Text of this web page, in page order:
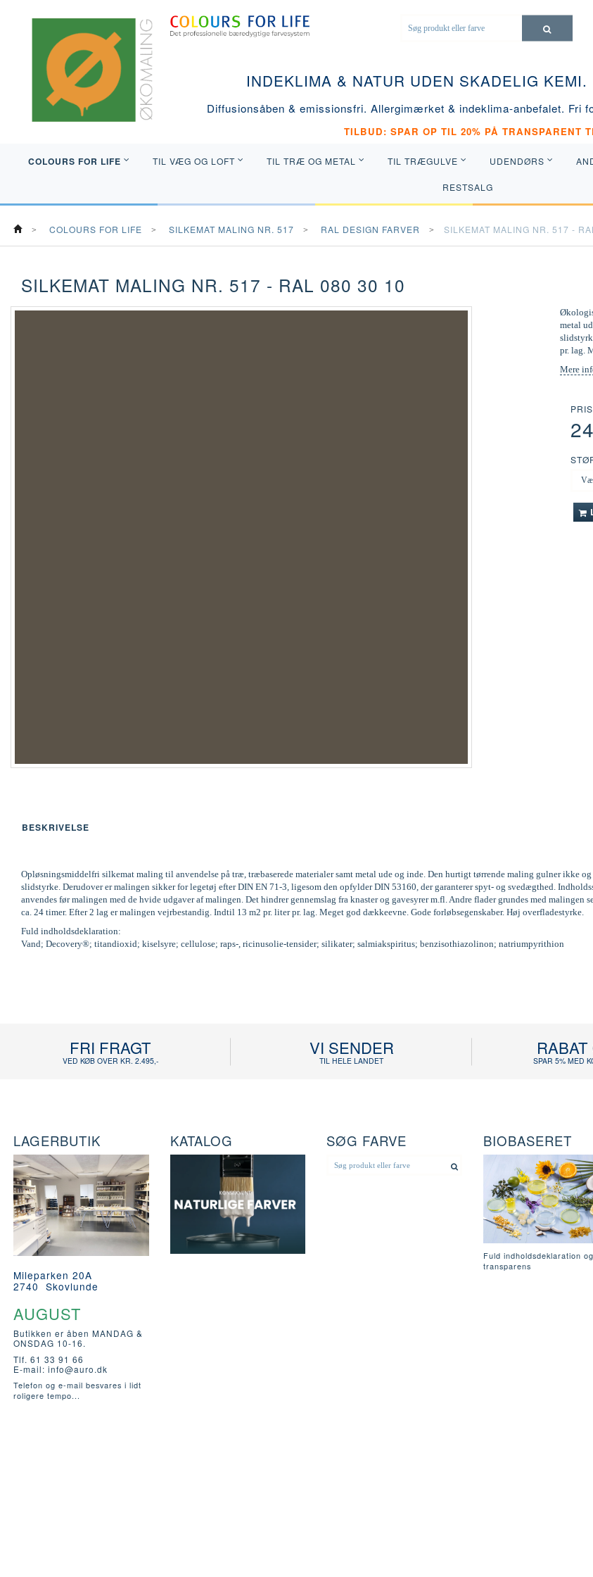
INDEKLIMA & NATUR UDEN SKADELIG
Diffusionsåben & emissionsfri. Allergimærket & indeklima-anbefalet.
TILBUD: SPAR OP TIL 20% PÅ TRANSPARENT
COLOURS FOR LIFE TIL VÆG OG LOFT TIL TRÆ OG METAL TIL TRÆGULVE UDENDØRS
RESTSALG
COLOURS FOR LIFE SILKEMAT MALING NR. 517 RAL DESIGN FARVER SILKEMAT MALING NR. 517 -
SILKEMAT MALING NR. 517 - RAL 080 30 10
metal
pr. lag.
Mere
BESKRIVELSE
Opløsningsmiddelfri silkemat maling til anvendelse på træ, træbaserede materialer samt metal ude og inde. Den hurtigt tørrende maling gulner ikke
slidstyrke. Derudover er malingen sikker for legetøj efter DIN EN 71-3, ligesom den opfylder DIN 53160, der garanterer spyt- og svedægthed.
anvendes før malingen med de hvide udgaver af malingen. Det hindrer gennemslag fra knaster og gavesyrer m.fl. Andre flader grundes med
ca. 24 timer. Efter 2 lag er malingen vejrbestandig. Indtil 13 m2 pr. liter pr. lag. Meget god dækkeevne. Gode forløbsegenskaber. Høj overfladestyrke.
Fuld indholdsdeklaration:
Vand; Decovery®; titandioxid; kiselsyre; cellulose; raps-, ricinusolie-tensider; silikater; salmiakspiritus; benzisothiazolinon; natriumpyrithion
FRI FRAGT
VED KØB OVER KR. 2.495,-
VI SENDER
TIL HELE LANDET SPAR 5% MED
LAGERBUTIK
Mileparken 20A
2740 Skovlunde
AUGUST
Butikken er åben MANDAG &
ONSDAG 10-16.
Tlf. 61 33 91 66
E-mail: info@auro.dk
Telefon og e-mail besvares i lidt
roligere tempo...
KATALOG SØG FARVE BIOBASERET
Fuld indholdsdeklaration og
transparens